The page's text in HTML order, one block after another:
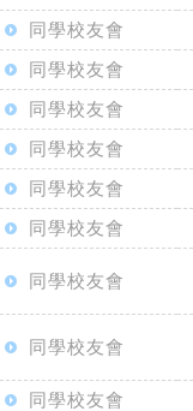
同學校友會
同學校友會
同學校友會
同學校友會
同學校友會
同學校友會
同學校友會
同學校友會
同學校友會